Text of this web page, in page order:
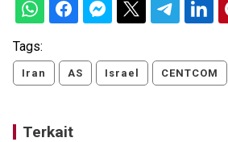
Tags:
Iran AS Israel CENTCOM
Terkait